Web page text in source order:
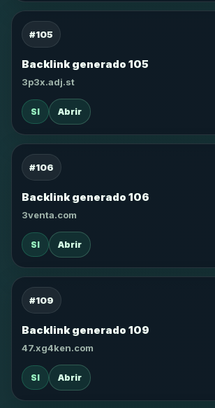
#105
Backlink generado 105
3p3x.adj.st
SI Abrir
#106
Backlink generado 106
3venta.com
SI Abrir
#109
Backlink generado 109
47.xg4ken.com
SI Abrir